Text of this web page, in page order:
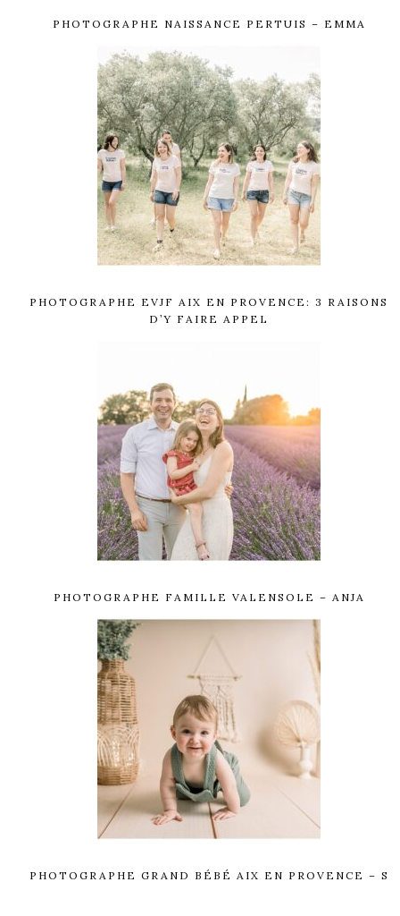
PHOTOGRAPHE NAISSANCE PERTUIS – EMMA
PHOTOGRAPHE EVJF AIX EN PROVENCE: 3 RAISONS
D’Y FAIRE APPEL
PHOTOGRAPHE FAMILLE VALENSOLE – ANJA
PHOTOGRAPHE GRAND BÉBÉ AIX EN PROVENCE – S